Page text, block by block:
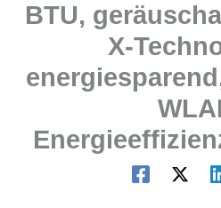
BTU,
X-